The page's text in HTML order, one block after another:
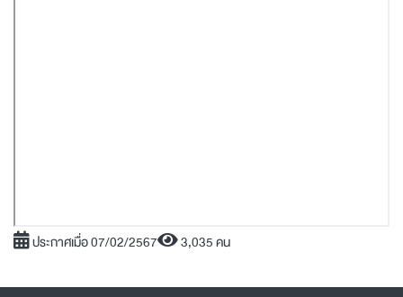
ประกาศเมื่อ 07/02/2567 3,035 คน